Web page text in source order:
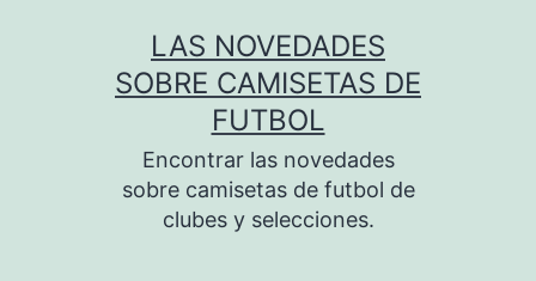
LAS NOVEDADES
SOBRE CAMISETAS DE
FUTBOL
Encontrar las novedades
sobre camisetas de futbol de
clubes y selecciones.